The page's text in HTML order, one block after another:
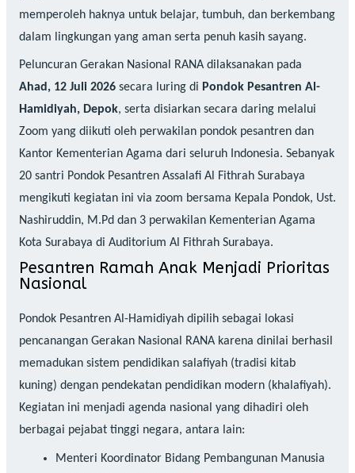
memperoleh haknya untuk belajar, tumbuh, dan berkembang
dalam lingkungan yang aman serta penuh kasih sayang.
Peluncuran Gerakan Nasional RANA dilaksanakan pada
Ahad, 12 Juli 2026secara luring di Pondok Pesantren Al-
Hamidiyah, Depok, serta disiarkan secara daring melalui
Zoom yang diikuti oleh perwakilan pondok pesantren dan
Kantor Kementerian Agama dari seluruh Indonesia. Sebanyak
20 santri Pondok Pesantren Assalafi Al Fithrah Surabaya
mengikuti kegiatan ini via zoom bersama Kepala Pondok, Ust.
Nashiruddin, M.Pd dan 3 perwakilan Kementerian Agama
Kota Surabaya di Auditorium Al Fithrah Surabaya.
Pesantren Ramah Anak Menjadi Prioritas
Nasional
Pondok Pesantren Al-Hamidiyah dipilih sebagai lokasi
pencanangan Gerakan Nasional RANA karena dinilai berhasil
memadukan sistem pendidikan salafiyah (tradisi kitab
kuning) dengan pendekatan pendidikan modern (khalafiyah).
Kegiatan ini menjadi agenda nasional yang dihadiri oleh
berbagai pejabat tinggi negara, antara lain:
Menteri Koordinator Bidang Pembangunan Manusia